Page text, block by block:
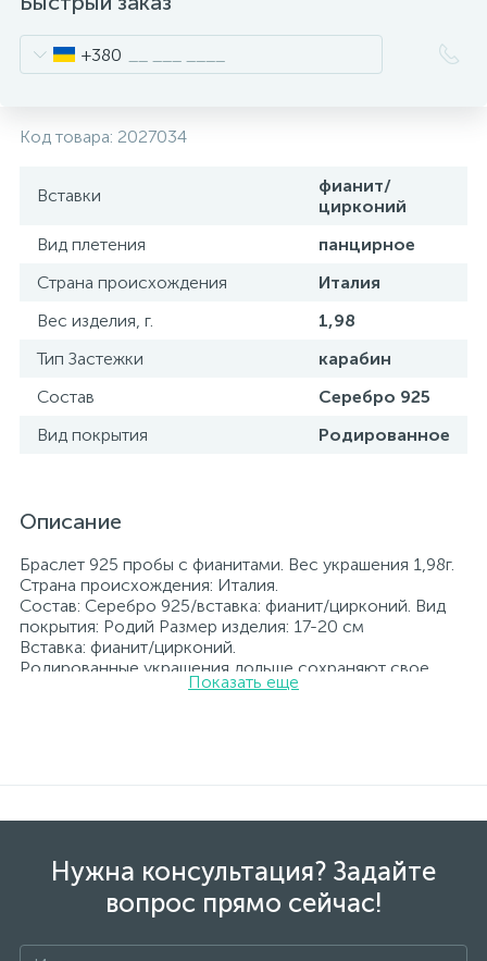
+380
Код товара: 2027034
Вставки
фианит/
цирконий
Вид плетения
панцирное
Страна происхождения
Италия
Вес изделия, г.
1,98
Тип Застежки
карабин
Состав
Серебро 925
Вид покрытия
Родированное
Описание
Браслет 925 пробы с фианитами. Вес украшения 1,98г.
Страна происхождения: Италия.
Состав: Серебро 925/вставка: фианит/цирконий. Вид
покрытия: Родий Размер изделия: 17-20 см
Вставка: фианит/цирконий.
Родированные украшения дольше сохраняют свое
первоначальное состояние, а именно цвет и блеск
особенностей цветопередачи экрана
Показать еще
Нужна консультация? Задайте
вопрос прямо сейчас!